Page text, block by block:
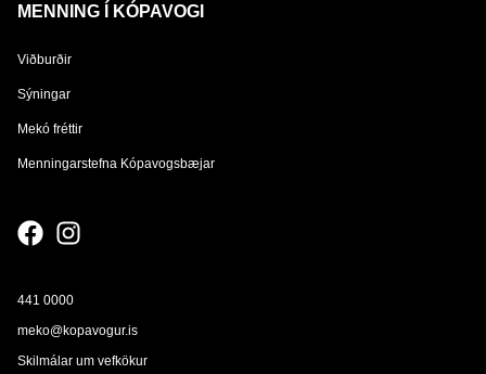
MENNING Í KÓPAVOGI
Viðburðir
Sýningar
Mekó fréttir
Menningarstefna Kópavogsbæjar
441 0000
meko@kopavogur.is
Skilmálar um vefkökur